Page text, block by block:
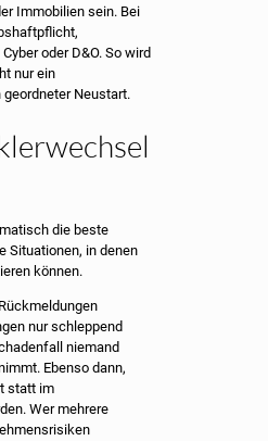
Immobilien sein. Bei
Cyber oder D&O. So wird
nur ein
Neustart.
die beste
Situationen, in denen
können.
nur schleppend
niemand
Ebenso dann,
statt im
Wer mehrere